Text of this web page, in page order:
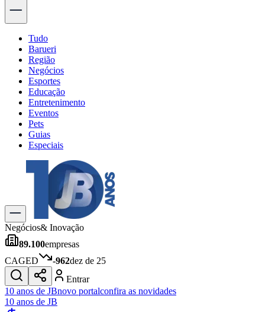
Tudo
Barueri
Região
Negócios
Esportes
Educação
Entretenimento
Eventos
Pets
Guias
Especiais
Explore Tudo
Últimas Notícias
Previsão do Tempo
Trânsito e Rotas
Dia a Dia & Lazer
Gastronomia
Cinema & Shows
JogosNovo
Para Sua Empresa
Negócios& Inovação
89.100empresas
CAGED
-962dez de 25
Entrar
10 anos de JBnovo portalconfira as novidades
10 anos de JB